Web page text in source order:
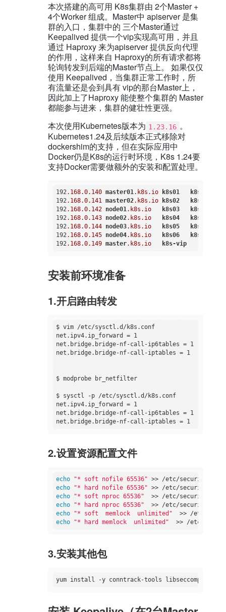
本次搭建的高可用 K8s集群由 2个Master +
4个Worker 组成。Master中 apiserver 是集
群的入口，集群中的 三个Master通过
Keepalived 提供一个vip实现高可用，并且
通过 Haproxy 来为apiserver 提供反向代理
的作用，这样来自 Haproxy的所有请求都将
轮询转发到后端的Master节点上。 如果仅仅
使用 Keepalived，当集群正常工作时，所
有流量还是会到具有 vip的那台Master上，
因此加上了Haproxy 能使整个集群的 Master
都能参与进来，集群的健壮性更强。
本次使用Kubernetes版本为 1.23.16 。
Kubernetes1.24及后续版本正式移除对
dockershim的支持，但在实际应用中
Docker仍是K8s的运行时环境，K8s 1.24要
支持Docker需要做额外的安装和配置处理。
192.168.0.140 master01.k8s .io k8s01
k8s-
192.168.0.141 master02.k8s .io k8s02
k8s-
192.168.0.142 node01.k8s .io k8s03
k8s-node-
192.168.0.143 node02.k8s .io k8s04
k8s-node-
192.168.0.144 node03.k8s .io k8s05
k8s-node-
192.168.0.145 node04.k8s .io k8s06
k8s-node-
192.168.0.149 master.k8s .io k8s-vip
安装前环境准备
1.开启路由转发
$ vim /etc/sysctl.d/k8s.conf
net.ipv4.ip_forward = 1
net.bridge.bridge-nf-call-ip6tables = 1
net.bridge.bridge-nf-call-iptables = 1
$ modprobe br_netfilter
$ sysctl -p /etc/sysctl.d/k8s.conf
net.ipv4.ip_forward = 1
net.bridge.bridge-nf-call-ip6tables = 1
net.bridge.bridge-nf-call-iptables = 1
2.设置资源配置文件
echo
"* soft nofile 65536"
echo
"* hard nofile 65536"
echo
"* soft nproc 65536"
echo
"* hard nproc 65536"
echo
"* soft  memlock  unlimited"
echo
"* hard memlock  unlimited"
3.安装其他包